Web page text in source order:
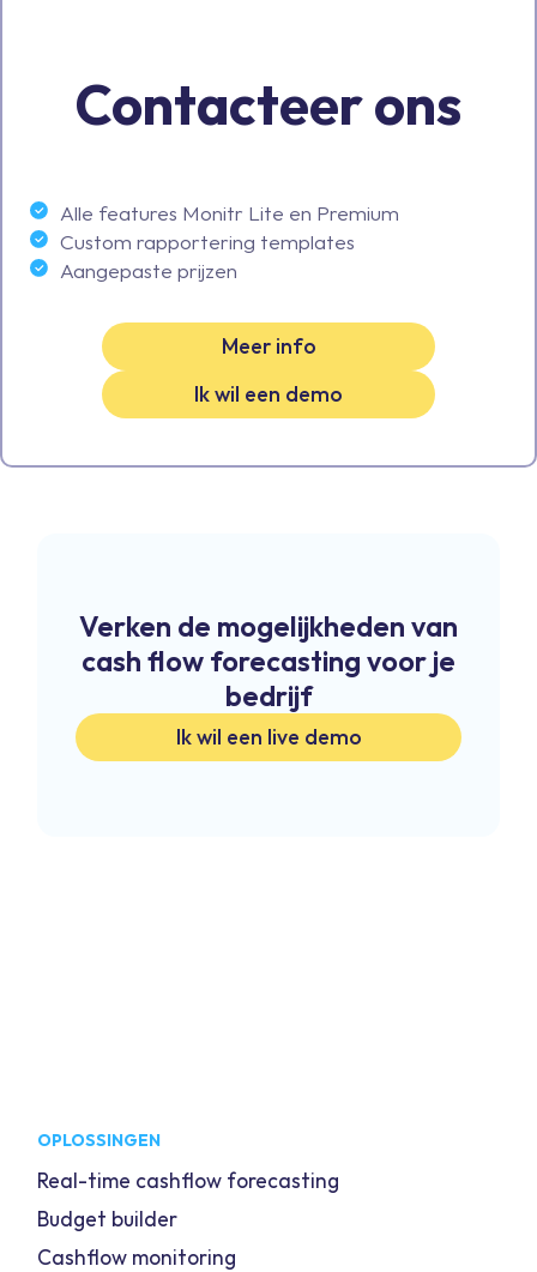
Contacteer ons
Alle features Monitr Lite en Premium
Custom rapportering templates
Aangepaste prijzen
Meer info
Ik wil een demo
Verken de mogelijkheden van
cash flow forecasting voor je
bedrijf
Ik wil een live demo
OPLOSSINGEN
Real-time cashflow forecasting
Budget builder
Cashflow monitoring